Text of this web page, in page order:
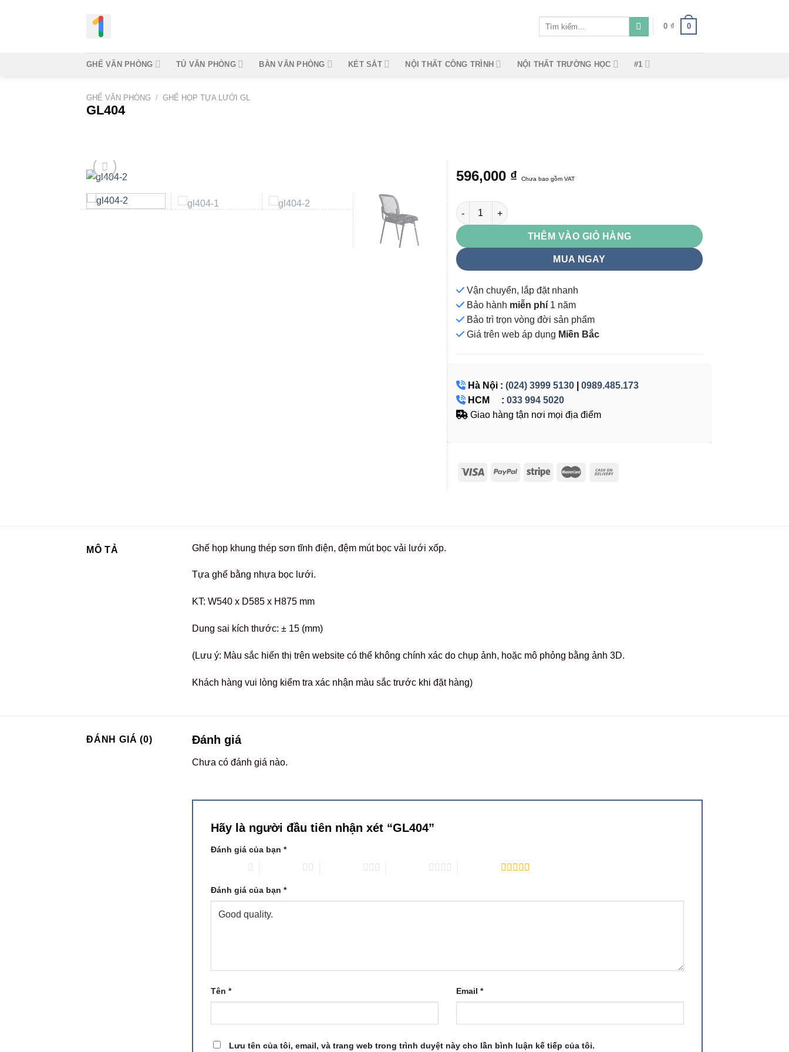
0 ₫ 0
GHẾ VĂN PHÒNG TỦ VĂN PHÒNG BÀN VĂN PHÒNG KÉT SẮT NỘI THẤT CÔNG TRÌNH NỘI THẤT TRƯỜNG HỌC #1
GHẾ VĂN PHÒNG / GHẾ HỌP TỰA LƯỚI GL
GL404
Add to
wishlist
596,000 ₫ Chưa bao gồm VAT
GL404 số lượng
THÊM VÀO GIỎ HÀNG
MUA NGAY
Vận chuyển, lắp đặt nhanh
Bảo hành miễn phí 1 năm
Bảo trì trọn vòng đời sản phẩm
Giá trên web áp dụng Miền Bắc
Hà Nội : (024) 3999 5130
0989.485.173
HCM : 033 994 5020
Giao hàng tận nơi mọi địa điểm
MÔ TẢ Ghế họp khung thép sơn tĩnh điện, đệm mút bọc vải lưới xốp.
Tựa ghế bằng nhựa bọc lưới.
KT: W540 x D585 x H875 mm
Dung sai kích thước: ± 15 (mm)
(Lưu ý: Màu sắc hiển thị trên website có thể không chính xác do chụp ảnh, hoặc mô phỏng bằng ảnh 3D.
Khách hàng vui lòng kiểm tra xác nhận màu sắc trước khi đặt hàng)
ĐÁNH GIÁ (0) Đánh giá
Chưa có đánh giá nào.
Hãy là người đầu tiên nhận xét “GL404”
Đánh giá của bạn *
Đánh giá của bạn *
Tên * Email *
Lưu tên của tôi, email, và trang web trong trình duyệt này cho lần bình luận kế tiếp của tôi.